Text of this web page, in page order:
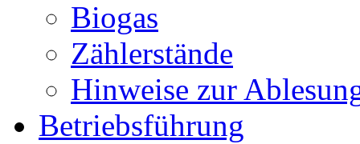
Biogas
Zählerstände
Hinweise zur
Betriebsführung